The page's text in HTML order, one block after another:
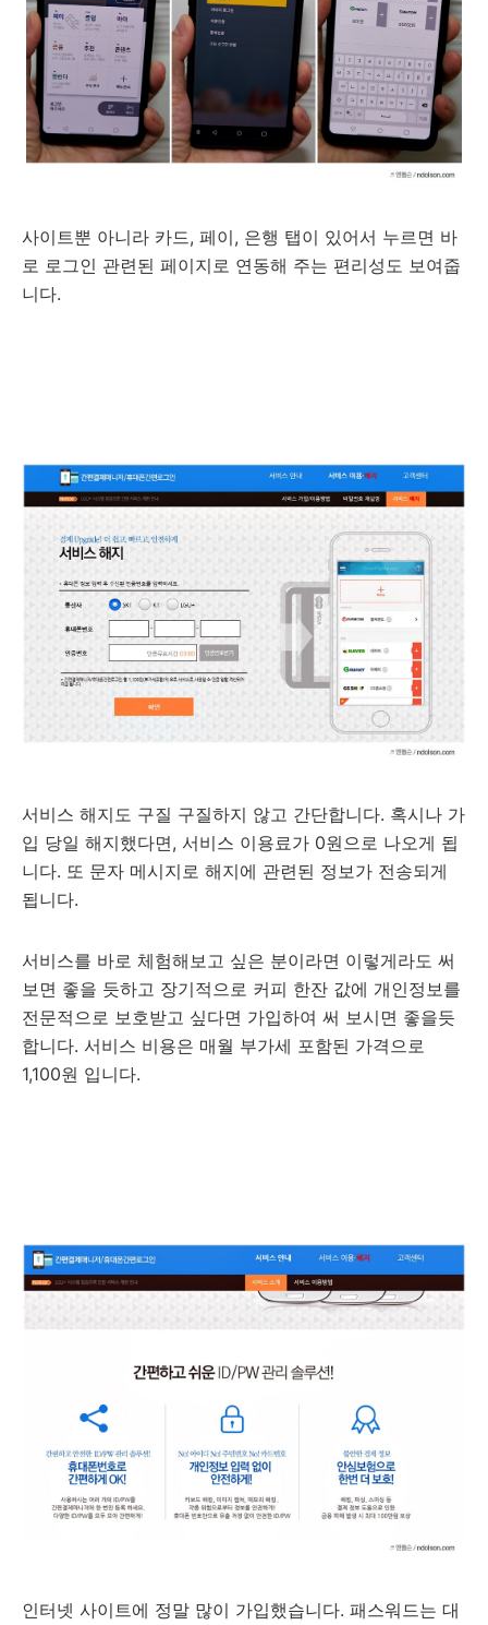
사이트뿐 아니라 카드, 페이, 은행 탭이 있어서 누르면 바
로 로그인 관련된 페이지로 연동해 주는 편리성도 보여줍
니다.
서비스 해지도 구질 구질하지 않고 간단합니다. 혹시나 가
입 당일 해지했다면, 서비스 이용료가 0원으로 나오게 됩
니다. 또 문자 메시지로 해지에 관련된 정보가 전송되게
됩니다.
서비스를 바로 체험해보고 싶은 분이라면 이렇게라도 써
보면 좋을 듯하고 장기적으로 커피 한잔 값에 개인정보를
전문적으로 보호받고 싶다면 가입하여 써 보시면 좋을듯
합니다. 서비스 비용은 매월 부가세 포함된 가격으로
1,100원 입니다.
인터넷 사이트에 정말 많이 가입했습니다. 패스워드는 대